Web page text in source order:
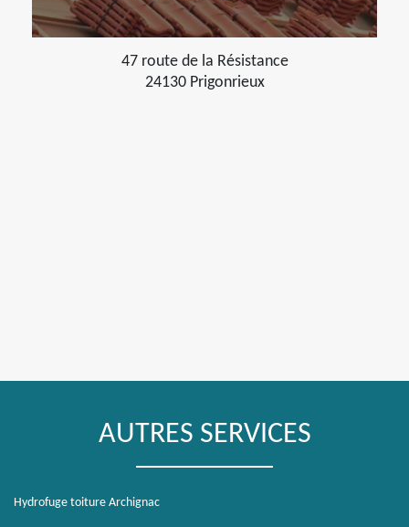
47 route de la Résistance
24130 Prigonrieux
AUTRES SERVICES
Hydrofuge toiture Archignac